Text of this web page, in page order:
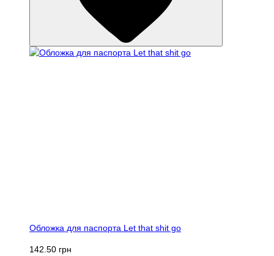
Обложка для паспорта Let that shit go
142.50 грн